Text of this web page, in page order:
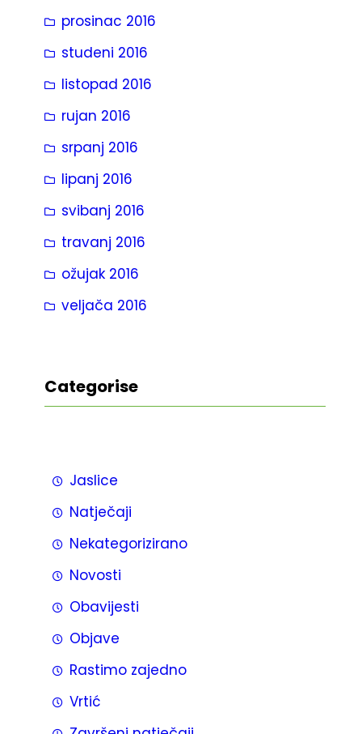
prosinac 2016
studeni 2016
listopad 2016
rujan 2016
srpanj 2016
lipanj 2016
svibanj 2016
travanj 2016
ožujak 2016
veljača 2016
Categorise
Jaslice
Natječaji
Nekategorizirano
Novosti
Obavijesti
Objave
Rastimo zajedno
Vrtić